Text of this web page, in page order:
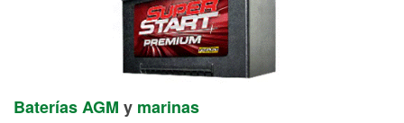
Baterías AGM y marinas